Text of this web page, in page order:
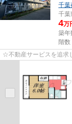
千葉
千葉
4万
築年
階数
☆不動産サービスを追求